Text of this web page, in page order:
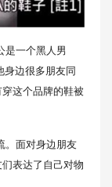
是一个黑人男
边很多朋友同
这个品牌的鞋被
。面对身边朋友
表达了自己对物